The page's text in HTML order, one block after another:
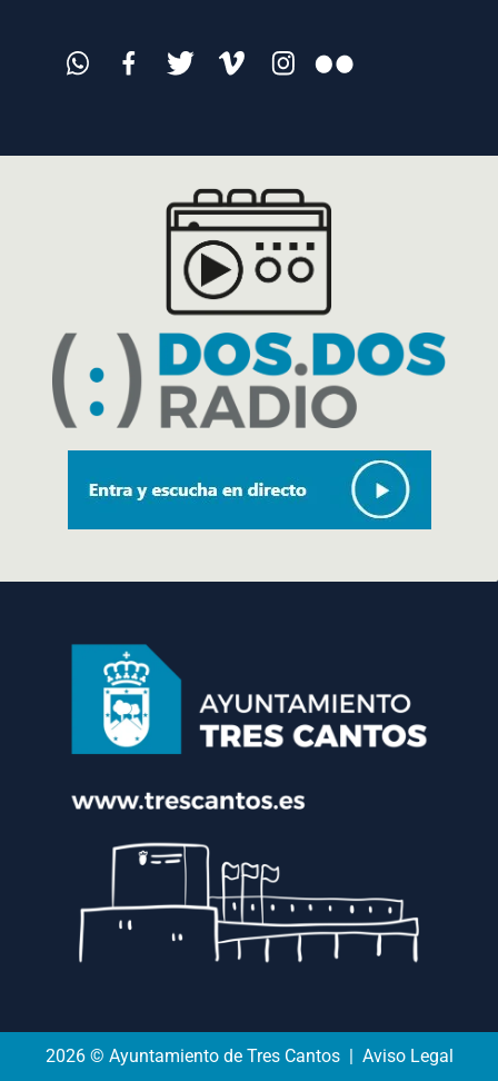
2026 © Ayuntamiento de Tres Cantos | Aviso Legal